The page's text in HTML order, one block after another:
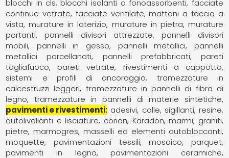
blocchi in cls blocchi isolanti o fonoassorbenti facciate
continue vetrate facciate ventilate mattoni a faccia a
vista murature in laterizio murature in pietra murature
portanti
pannelli divisori attrezzate
pannelli divisori
mobili
pannelli in gesso pannelli metallici
pannelli
metallici porcellanati
pannelli prefabbricati
pareti
tagliafuoco
pareti vetrate
rivestimenti a cappotto
sistemi e profili di ancoraggio
tramezzature in
calcestruzzi leggeri tramezzature in pannelli di fibra di
legno
tramezzature in pannelli di materie sintetiche
pavimenti e rivestimenti adesivi, colle, sigillanti, resine
autolivellanti e lisciature corian Karadon marmi, graniti,
pietre marmogres masselli ed elementi autobloccanti
moquette, pavimentazioni tessili
mosaico
parquet,
pavimenti in legno
pavimentazioni ceramiche